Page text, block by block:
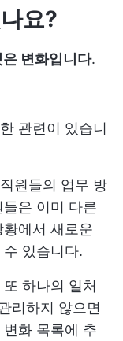
요?
변화입니다.
관련이 있습니
원들의 업무 방
은 이미 다른
에서 새로운
있습니다.
하나의 일처
리하지 않으면
화 목록에 추